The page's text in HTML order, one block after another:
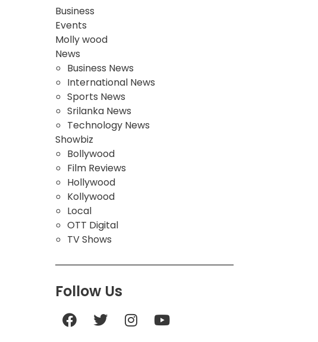
Business
Events
Molly wood
News
Business News
International News
Sports News
Srilanka News
Technology News
Showbiz
Bollywood
Film Reviews
Hollywood
Kollywood
Local
OTT Digital
TV Shows
Follow Us